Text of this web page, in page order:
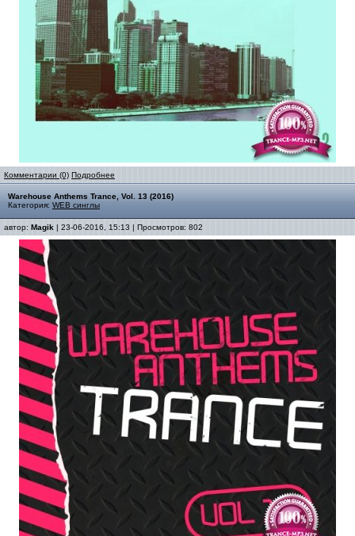
Комментарии (0) Подробнее
Warehouse Anthems Trance, Vol. 13 (2016)
Категория: WEB синглы
автор: Magik | 23-06-2016, 15:13 | Просмотров: 802